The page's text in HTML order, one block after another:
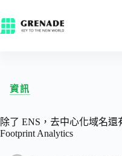
資訊
除了 ENS，去中心化域名
Footprint Analytics